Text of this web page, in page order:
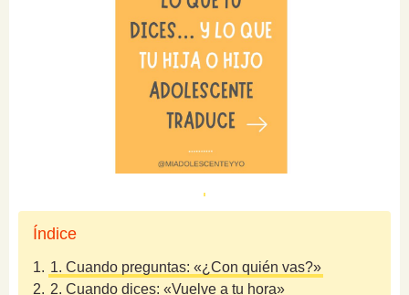
Índice
1. 1. Cuando preguntas: «¿Con quién vas?»
2. 2. Cuando dices: «Vuelve a tu hora»